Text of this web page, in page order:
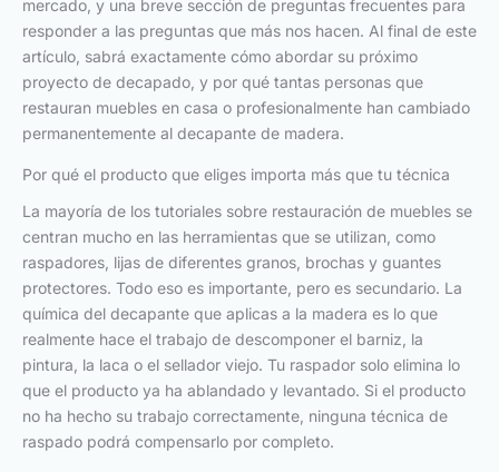
mercado, y una breve sección de preguntas frecuentes para
responder a las preguntas que más nos hacen. Al final de este
artículo, sabrá exactamente cómo abordar su próximo
proyecto de decapado, y por qué tantas personas que
restauran muebles en casa o profesionalmente han cambiado
permanentemente al decapante de madera.
Por qué el producto que eliges importa más que tu técnica
La mayoría de los tutoriales sobre restauración de muebles se
centran mucho en las herramientas que se utilizan, como
raspadores, lijas de diferentes granos, brochas y guantes
protectores. Todo eso es importante, pero es secundario. La
química del decapante que aplicas a la madera es lo que
realmente hace el trabajo de descomponer el barniz, la
pintura, la laca o el sellador viejo. Tu raspador solo elimina lo
que el producto ya ha ablandado y levantado. Si el producto
no ha hecho su trabajo correctamente, ninguna técnica de
raspado podrá compensarlo por completo.